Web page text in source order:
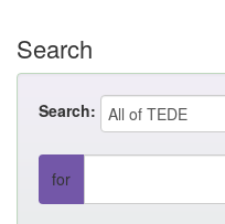
Search
Search:
for